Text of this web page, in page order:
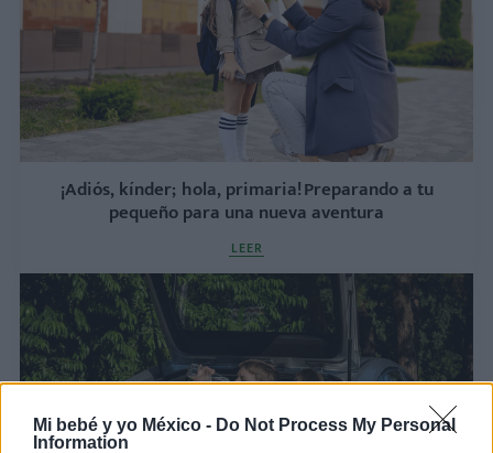
Mi bebé y yo México - Do Not Process My Personal
Information
¡Adiós, kínder; hola, primaria! Preparando a tu
pequeño para una nueva aventura
LEER